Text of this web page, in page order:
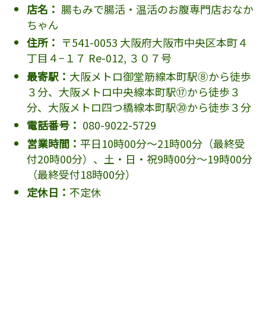
店名： 腸もみで腸活・温活のお腹専門店おなか
ちゃん
住所： 〒541-0053 大阪府大阪市中央区本町４
丁目４−１７ Re-012, ３０７号
最寄駅： 大阪メトロ御堂筋線本町駅⑧から徒歩
３分、大阪メトロ中央線本町駅⑰から徒歩３
分、大阪メトロ四つ橋線本町駅⑳から徒歩３分
電話番号： 080-9022-5729
営業時間： 平日10時00分～21時00分（最終受
付20時00分）、土・日・祝9時00分～19時00分
（最終受付18時00分）
定休日： 不定休